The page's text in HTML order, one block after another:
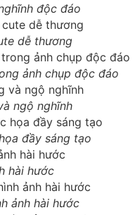
độc đáo
dễ thương
ảnh chụp độc đáo
ngộ nghĩnh
đầy sáng tạo
hài hước
ảnh hài hước